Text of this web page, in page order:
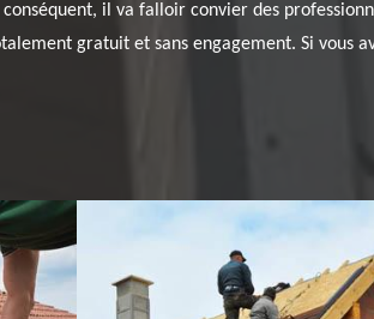
il va falloir convier des
gratuit et sans engagement. Si